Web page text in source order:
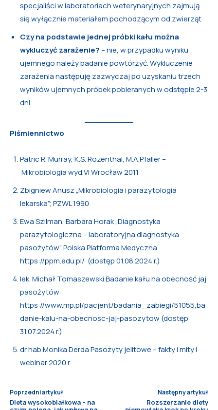
specjaliści w laboratoriach weterynaryjnych zajmują
się wyłącznie materiałem pochodzącym od zwierząt
Czy na podstawie jednej próbki kału można
wykluczyć zarażenie? – nie, w przypadku wyniku
ujemnego należy badanie powtórzyć. Wykluczenie
zarażenia następuję zazwyczaj po uzyskaniu trzech
wyników ujemnych próbek pobieranych w odstępie 2-3
dni.
Piśmiennictwo
Patric R. Murray, K.S. Rozenthal, M.A.Pfaller –
Mikrobiologia wyd.VI Wrocław 2011
Zbigniew Anusz „Mikrobiologia i parazytologia
lekarska”; PZWL 1990
Ewa Szilman, Barbara Horak „Diagnostyka
parazytologiczna – laboratoryjna diagnostyka
pasożytów” Polska Platforma Medyczna
https://ppm.edu.pl/ (dostęp 01.08.2024 r.)
lek. Michał Tomaszewski Badanie kału na obecność jaj
pasożytów
https://www.mp.pl/pacjent/badania_zabiegi/51055,ba
danie-kalu-na-obecnosc-jaj-pasozytow (dostęp
31.07.2024 r.)
dr hab.Monika Derda Pasożyty jelitowe – fakty i mity I
webinar 2020 r.
Poprzedni artykuł
Dieta wysokobiałkowa – na
Następny artykuł
Rozszerzanie diety